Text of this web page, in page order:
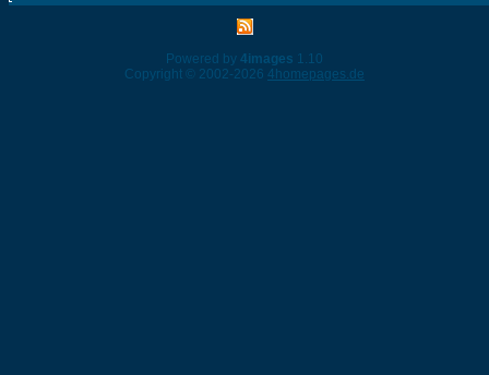
Powered by 4images 1.10
Copyright © 2002-2026 4homepages.de